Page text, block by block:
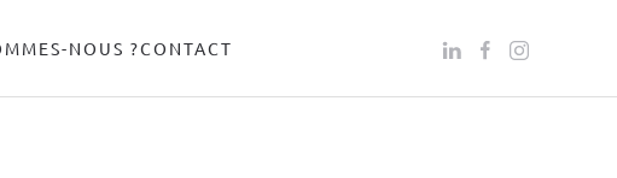
NOUS ?CONTACT